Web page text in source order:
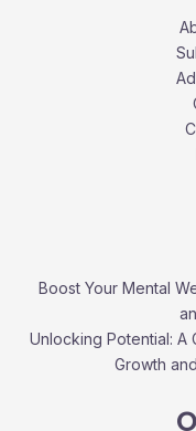
Boost Your Mental
Unlocking Potential: A
Growth